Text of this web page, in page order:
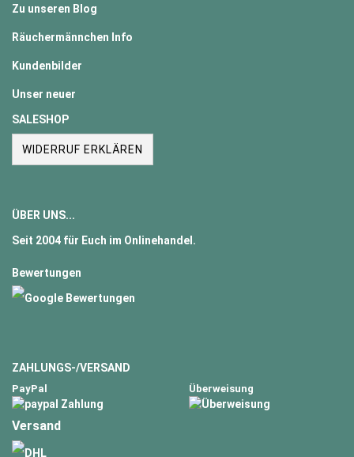
Zu unseren Blog
Räuchermännchen Info
Kundenbilder
Unser neuer
SALESHOP
WIDERRUF ERKLÄREN
ÜBER UNS...
Seit 2004 für Euch im Onlinehandel.
Bewertungen
ZAHLUNGS-/VERSAND
PayPal Überweisung
Versand